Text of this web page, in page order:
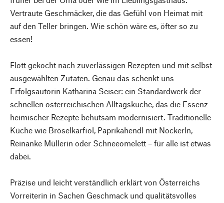
Vertraute Geschmäcker, die das Gefühl von Heimat mit
auf den Teller bringen. Wie schön wäre es, öfter so zu
essen!
Flott gekocht nach zuverlässigen Rezepten und mit selbst
ausgewählten Zutaten. Genau das schenkt uns
Erfolgsautorin Katharina Seiser: ein Standardwerk der
schnellen österreichischen Alltagsküche, das die Essenz
heimischer Rezepte behutsam modernisiert. Traditionelle
Küche wie Bröselkarfiol, Paprikahendl mit Nockerln,
Reinanke Müllerin oder Schneeomelett – für alle ist etwas
dabei.
Präzise und leicht verständlich erklärt von Österreichs
Vorreiterin in Sachen Geschmack und qualitätsvolles